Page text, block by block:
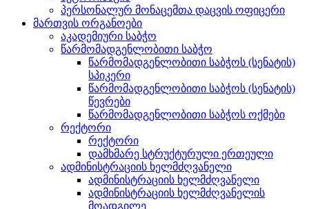
პერსონალურ მონაცემთა დაცვის ოფიცერი
მართვის ორგანოები
აკადემიური საბჭო
წარმომადგენლობითი საბჭო
წარმომადგენლობითი საბჭოს (სენატის)
სპიკერი
წარმომადგენლობითი საბჭოს (სენატის)
წევრები
წარმომადგენლობითი საბჭოს ოქმები
რექტორი
რექტორი
დამხმარე სტრუქტურული ერთეული
ადმინისტრაციის ხელმძღვანელი
ადმინისტრაციის ხელმძღვანელი
ადმინისტრაციის ხელმძღვანელის
მოადგილე